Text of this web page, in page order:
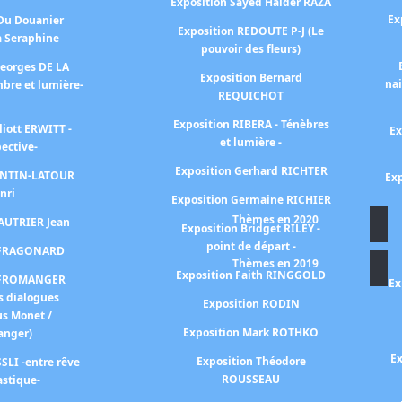
Douanier
Seraphine
DE LA
et lumière-
ERWITT -
LATOUR
Jean
dialogues
Monet /
-entre rêve
Exposition REDOUTE P-J (Le
pouvoir des fleurs)
Exposition Bernard
REQUICHOT
Exposition RIBERA - Ténèbres
et lumière -
Exposition Gerhard RICHTER
Exposition Germaine RICHIER
Exposition Bridget RILEY -
point de départ -
Exposition Faith RINGGOLD
Exposition RODIN
Exposition Mark ROTHKO
Exposition Théodore
ROUSSEAU
Thèmes en 2020
Thèmes en 2019